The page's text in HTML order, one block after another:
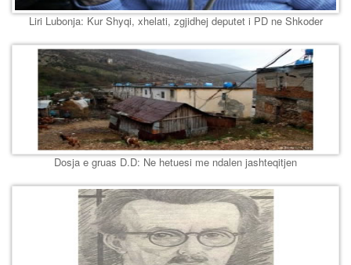
Liri Lubonja: Kur Shyqi, xhelati, zgjidhej deputet i PD ne Shkoder
Dosja e gruas D.D: Ne hetuesi me ndalen jashteqitjen